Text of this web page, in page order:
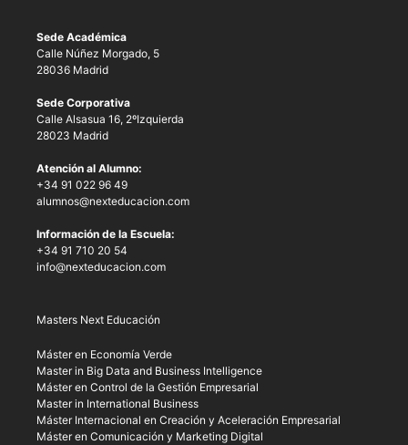
Sede Académica
Calle Núñez Morgado, 5
28036 Madrid
Sede Corporativa
Calle Alsasua 16, 2ºIzquierda
28023 Madrid
Atención al Alumno:
+34 91 022 96 49
alumnos@nexteducacion.com
Información de la Escuela:
+34 91 710 20 54
info@nexteducacion.com
Masters Next Educación
Máster en Economía Verde
Master in Big Data and Business Intelligence
Máster en Control de la Gestión Empresarial
Master in International Business
Máster Internacional en Creación y Aceleración Empresarial
Máster en Comunicación y Marketing Digital